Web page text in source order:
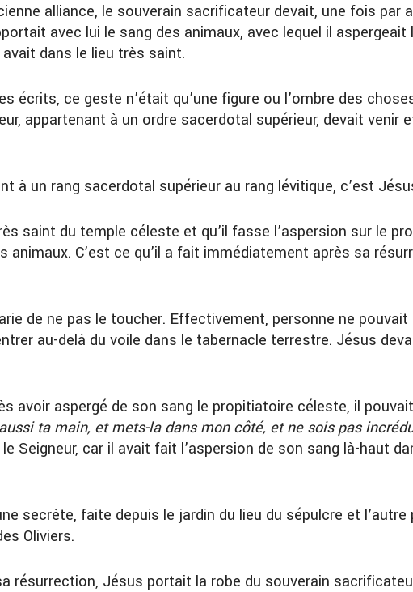
alliance, le souverain sacrificateur devait, une fois par
avec lui le sang des animaux, avec lequel il aspergeait
avait dans le lieu très saint.
écrits, ce geste n’était qu’une figure ou l’ombre des
appartenant à un ordre sacerdotal supérieur, devait
à un rang sacerdotal supérieur au rang lévitique, c’est
saint du temple céleste et qu’il fasse l’aspersion sur le
C’est ce qu’il a fait immédiatement après sa
de ne pas le toucher. Effectivement, personne ne
au-delà du voile dans le tabernacle terrestre. Jésus
avoir aspergé de son sang le propitiatoire céleste, il
ta main, et mets-la dans mon côté, et ne sois pas
Seigneur, car il avait fait l’aspersion de son sang là-haut
secrète, faite depuis le jardin du lieu du sépulcre et
Oliviers.
résurrection, Jésus portait la robe du souverain